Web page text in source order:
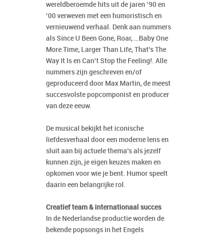
wereldberoemde hits uit de jaren ’90 en
’00 verweven met een humoristisch en
vernieuwend verhaal. Denk aan nummers
als Since U Been Gone, Roar, …Baby One
More Time, Larger Than Life, That’s The
Way It Is en Can’t Stop the Feeling!. Alle
nummers zijn geschreven en/of
geproduceerd door Max Martin, de meest
succesvolste popcomponist en producer
van deze eeuw.
De musical bekijkt het iconische
liefdesverhaal door een moderne lens en
sluit aan bij actuele thema’s als jezelf
kunnen zijn, je eigen keuzes maken en
opkomen voor wie je bent. Humor speelt
daarin een belangrijke rol.
Creatief team & internationaal succes
In de Nederlandse productie worden de
bekende popsongs in het Engels